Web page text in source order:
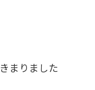
まりました